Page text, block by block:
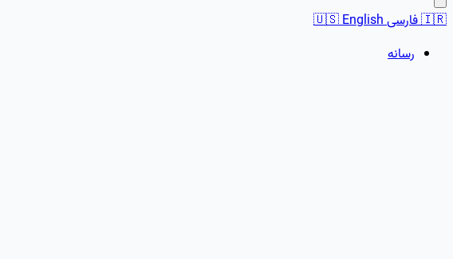
🇮🇷فارسی 🇺🇸English
رسانه